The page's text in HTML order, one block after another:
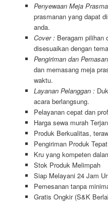
Penyewaan Meja
prasmanan yang dapat
anda.
Cover :Beragam pilihan
disesuaikan dengan
Pengiriman dan
dan memasang meja
waktu.
Layanan Pelanggan :
acara berlangsung.
Pelayanan cepat dan
Harga sewa murah
Produk Berkualitas,
Pengiriman Produk
Kru yang kompeten
Stok Produk Melimpah
Siap Melayani 24 Jam
Pemesanan tanpa
Gratis Ongkir (S&K